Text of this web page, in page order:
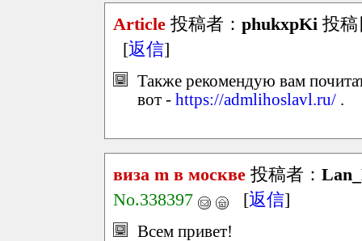
Article 投稿者： phukxpKi 投稿
[返信]
Также рекомендую вам
вот - https://admlihoslavl.ru/ .
виза m в москве 投稿者：
No.338397
[返信]
Всем привет!